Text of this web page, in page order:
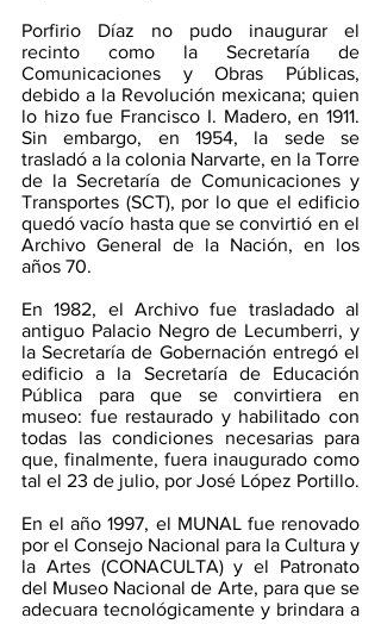
Porfirio Díaz no pudo inaugurar el
recinto como la Secretaría de
Comunicaciones y Obras Públicas,
debido a la Revolución mexicana; quien
lo hizo fue Francisco I. Madero, en 1911.
Sin embargo, en 1954, la sede se
trasladó a la colonia Narvarte, en la Torre
de la Secretaría de Comunicaciones y
Transportes (SCT), por lo que el edificio
quedó vacío hasta que se convirtió en el
Archivo General de la Nación, en los
años 70.
En 1982, el Archivo fue trasladado al
antiguo Palacio Negro de Lecumberri, y
la Secretaría de Gobernación entregó el
edificio a la Secretaría de Educación
Pública para que se convirtiera en
museo: fue restaurado y habilitado con
todas las condiciones necesarias para
que, finalmente, fuera inaugurado como
tal el 23 de julio, por José López Portillo.
En el año 1997, el MUNAL fue renovado
por el Consejo Nacional para la Cultura y
la Artes (CONACULTA) y el Patronato
del Museo Nacional de Arte, para que se
adecuara tecnológicamente y brindara a